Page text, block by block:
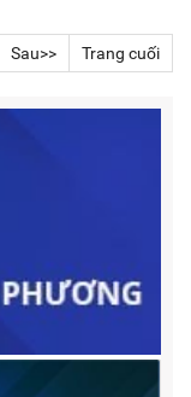
Sau>> Trang cuối